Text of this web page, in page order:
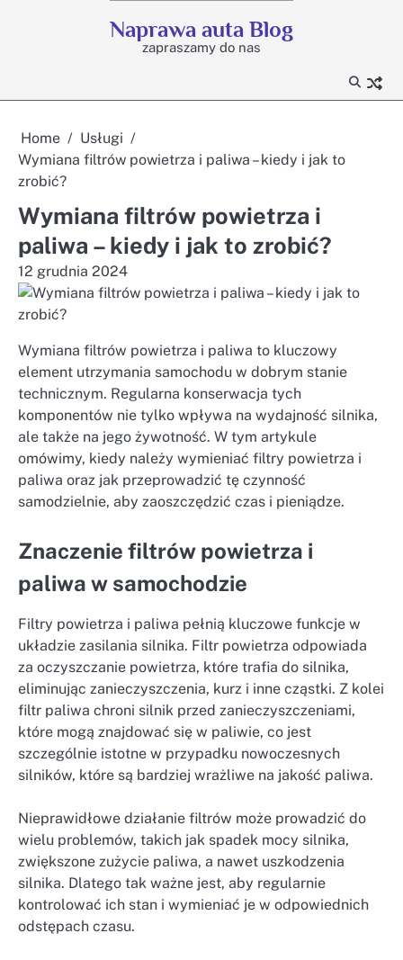
Naprawa auta Blog
zapraszamy do nas
Home
Usługi
Wymiana filtrów powietrza i paliwa – kiedy i jak to
zrobić?
Wymiana filtrów powietrza i
paliwa – kiedy i jak to zrobić?
12 grudnia 2024
Wymiana filtrów powietrza i paliwa to kluczowy
element utrzymania samochodu w dobrym stanie
technicznym. Regularna konserwacja tych
komponentów nie tylko wpływa na wydajność silnika,
ale także na jego żywotność. W tym artykule
omówimy, kiedy należy wymieniać filtry powietrza i
paliwa oraz jak przeprowadzić tę czynność
samodzielnie, aby zaoszczędzić czas i pieniądze.
Znaczenie filtrów powietrza i
paliwa w samochodzie
Filtry powietrza i paliwa pełnią kluczowe funkcje w
układzie zasilania silnika. Filtr powietrza odpowiada
za oczyszczanie powietrza, które trafia do silnika,
eliminując zanieczyszczenia, kurz i inne cząstki. Z kolei
filtr paliwa chroni silnik przed zanieczyszczeniami,
które mogą znajdować się w paliwie, co jest
szczególnie istotne w przypadku nowoczesnych
silników, które są bardziej wrażliwe na jakość paliwa.
Nieprawidłowe działanie filtrów może prowadzić do
wielu problemów, takich jak spadek mocy silnika,
zwiększone zużycie paliwa, a nawet uszkodzenia
silnika. Dlatego tak ważne jest, aby regularnie
kontrolować ich stan i wymieniać je w odpowiednich
odstępach czasu.